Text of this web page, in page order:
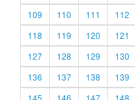
109
110 111 112
118
119 120 121
127
128 129 130
136
137 138 139
145
146 147 148